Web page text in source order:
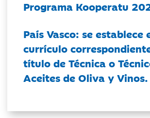
Programa Kooperatu
País Vasco: se establece
currículo
título de Técnica o
Aceites de Oliva y Vinos.